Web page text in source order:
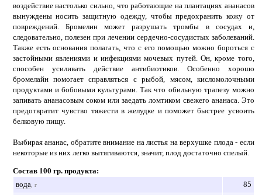
воздействие настолько сильно, что работающие на плантациях ананасов
вынуждены носить защитную одежду, чтобы предохранить кожу от
повреждений. Бромелин может разрушать тромбы в сосудах и,
следовательно, полезен при лечении сердечно-сосудистых заболеваний.
Также есть основания полагать, что с его помощью можно бороться с
застойными явлениями и инфекциями мочевых путей. Он, кроме того,
способен усиливать действие антибиотиков. Особенно хорошо
бромелайн помогает справляться с рыбой, мясом, кисломолочными
продуктами и бобовыми культурами. Так что обильную трапезу можно
запивать ананасовым соком или заедать ломтиком свежего ананаса. Это
предотвратит чувство тяжести в желудке и поможет быстрее усвоить
белковую пищу.
Выбирая ананас, обратите внимание на листья на верхушке плода - если
некоторые из них легко вытягиваются, значит, плод достаточно спелый.
Состав 100 гр. продукта:
вода , г
85